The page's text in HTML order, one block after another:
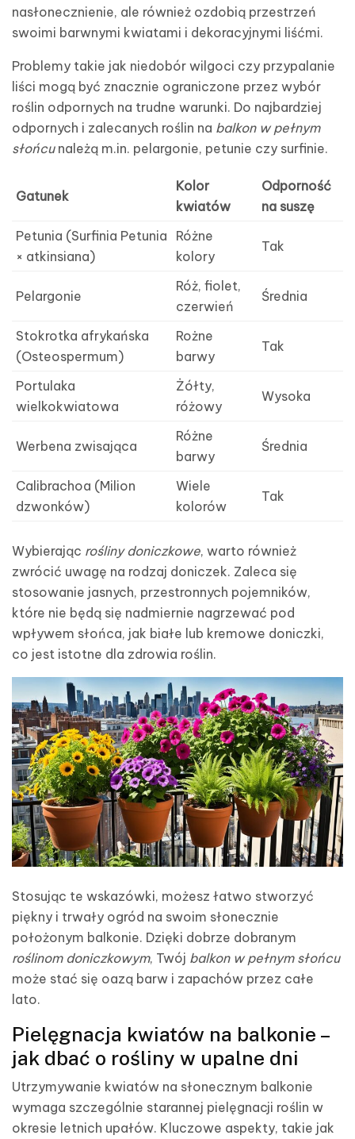
nasłonecznienie, ale również ozdobią przestrzeń
swoimi barwnymi kwiatami i dekoracyjnymi liśćmi.
Problemy takie jak niedobór wilgoci czy przypalanie
liści mogą być znacznie ograniczone przez wybór
roślin odpornych na trudne warunki. Do najbardziej
odpornych i zalecanych roślin na balkon w pełnym
słońcunależą m.in. pelargonie, petunie czy surfinie.
Gatunek
Kolor
kwiatów
Odporność
na suszę
Petunia (Surfinia Petunia
× atkinsiana)
Różne
kolory
Tak
Pelargonie
Róż, fiolet,
czerwień
Średnia
Stokrotka afrykańska
(Osteospermum)
Rożne
barwy
Tak
Portulaka
wielkokwiatowa
Żółty,
różowy
Wysoka
Werbena zwisająca
Różne
barwy
Średnia
Calibrachoa (Milion
dzwonków)
Wiele
kolorów
Tak
Wybierając rośliny doniczkowe, warto również
zwrócić uwagę na rodzaj doniczek. Zaleca się
stosowanie jasnych, przestronnych pojemników,
które nie będą się nadmiernie nagrzewać pod
wpływem słońca, jak białe lub kremowe doniczki,
co jest istotne dla zdrowia roślin.
Stosując te wskazówki, możesz łatwo stworzyć
piękny i trwały ogród na swoim słonecznie
położonym balkonie. Dzięki dobrze dobranym
roślinom doniczkowym, Twój balkon w pełnym słońcu
może stać się oazą barw i zapachów przez całe
lato.
Pielęgnacja kwiatów na balkonie –
jak dbać o rośliny w upalne dni
Utrzymywanie kwiatów na słonecznym balkonie
wymaga szczególnie starannej pielęgnacji roślin w
okresie letnich upałów. Kluczowe aspekty, takie jak